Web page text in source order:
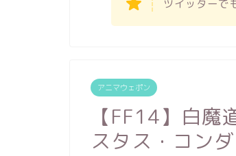
ツイッターで
アニマウェポン
【FF14】白
スタス・コン